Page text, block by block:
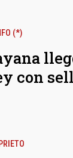
(*)
con